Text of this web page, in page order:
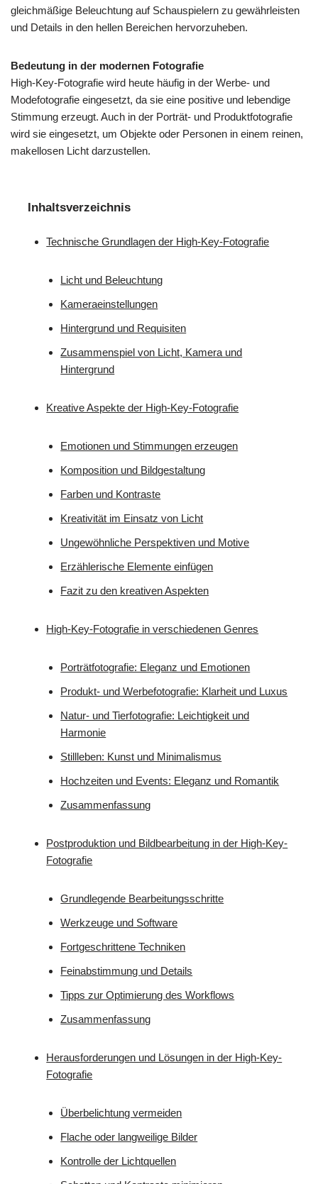
gleichmäßige Beleuchtung auf Schauspielern zu gewährleisten
und Details in den hellen Bereichen hervorzuheben.
Bedeutung in der modernen Fotografie
High-Key-Fotografie wird heute häufig in der Werbe- und
Modefotografie eingesetzt, da sie eine positive und lebendige
Stimmung erzeugt. Auch in der Porträt- und Produktfotografie
wird sie eingesetzt, um Objekte oder Personen in einem reinen,
makellosen Licht darzustellen.
Inhaltsverzeichnis
Technische Grundlagen der High-Key-Fotografie
Licht und Beleuchtung
Kameraeinstellungen
Hintergrund und Requisiten
Zusammenspiel von Licht, Kamera und
Hintergrund
Kreative Aspekte der High-Key-Fotografie
Emotionen und Stimmungen erzeugen
Komposition und Bildgestaltung
Farben und Kontraste
Kreativität im Einsatz von Licht
Ungewöhnliche Perspektiven und Motive
Erzählerische Elemente einfügen
Fazit zu den kreativen Aspekten
High-Key-Fotografie in verschiedenen Genres
Porträtfotografie: Eleganz und Emotionen
Produkt- und Werbefotografie: Klarheit und Luxus
Natur- und Tierfotografie: Leichtigkeit und
Harmonie
Stillleben: Kunst und Minimalismus
Hochzeiten und Events: Eleganz und Romantik
Zusammenfassung
Postproduktion und Bildbearbeitung in der High-Key-
Fotografie
Grundlegende Bearbeitungsschritte
Werkzeuge und Software
Fortgeschrittene Techniken
Feinabstimmung und Details
Tipps zur Optimierung des Workflows
Zusammenfassung
Herausforderungen und Lösungen in der High-Key-
Fotografie
Überbelichtung vermeiden
Flache oder langweilige Bilder
Kontrolle der Lichtquellen